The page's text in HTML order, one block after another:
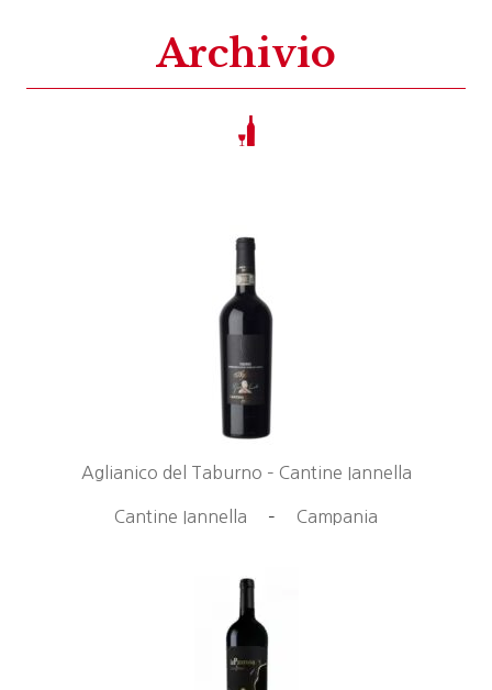
Archivio
Aglianico del Taburno – Cantine Iannella
Cantine Iannella – Campania